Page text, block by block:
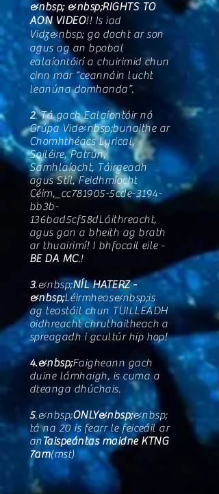
&nbsp; &nbsp;RIGHTS TO
AON VIDEO!! Is iad
Vidz&nbsp; go docht ar son
agus ag an bpobal
ealaíontóirí a chuirimid chun
cinn mar “ceannáin lucht
leanúna domhanda”.
2. Tá gach Ealaíontóir nó
Grúpa Vid&nbsp;bunaithe ar
Chomhthéacs Lyrical,
Soiléire, Patrún,
Samhlaíocht, Táirgeadh
agus Stíl, Feidhmíocht
Céim,_cc781905-5cde-3194-
bb3b-
136bad5cf58dLáithreacht,
agus gan a bheith ag brath
ar thuairimí! I bhfocail eile -
BE DA MC.!
3.&nbsp;NÍL HATERZ -
&nbsp;Léirmheas&nbsp;is
ag teastáil chun TUILLEADH
oidhreacht chruthaitheach a
spreagadh i gcultúr hip hop!
4.&nbsp;Faigheann gach
duine lámhaigh, is cuma a
dteanga dhúchais.
5.&nbsp;ONLY&nbsp;&nbsp;
tá na 20 is fearr le feiceáil ar
anTaispeántas maidne KTNG
7am(mst)